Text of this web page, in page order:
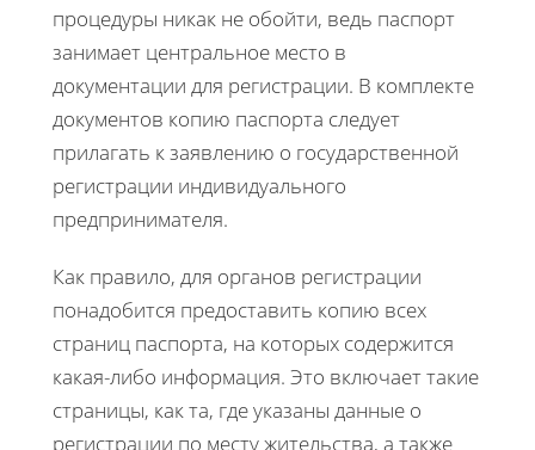
процедуры никак не обойти, ведь паспорт
занимает центральное место в
документации для регистрации. В комплекте
документов копию паспорта следует
прилагать к заявлению о государственной
регистрации индивидуального
предпринимателя.
Как правило, для органов регистрации
понадобится предоставить копию всех
страниц паспорта, на которых содержится
какая-либо информация. Это включает такие
страницы, как та, где указаны данные о
регистрации по месту жительства, а также